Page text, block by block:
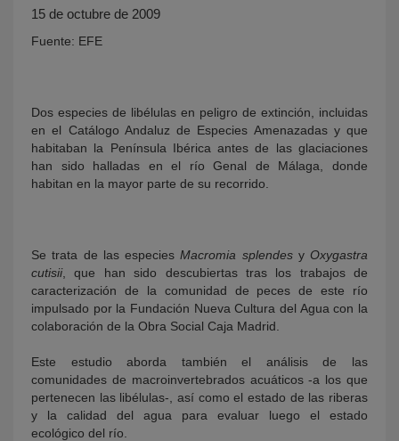
15 de octubre de 2009
Fuente: EFE
Dos especies de libélulas en peligro de extinción, incluidas
en el Catálogo Andaluz de Especies Amenazadas y que
habitaban la Península Ibérica antes de las glaciaciones
han sido halladas en el río Genal de Málaga, donde
habitan en la mayor parte de su recorrido.
Se trata de las especiesMacromia splendesy Oxygastra
cutisii, que han sido descubiertas tras los trabajos de
caracterización de la comunidad de peces de este río
impulsado por la Fundación Nueva Cultura del Agua con la
colaboración de la Obra Social Caja Madrid.
Este estudio aborda también el análisis de las
comunidades de macroinvertebrados acuáticos -a los que
pertenecen las libélulas-, así como el estado de las riberas
y la calidad del agua para evaluar luego el estado
ecológico del río.